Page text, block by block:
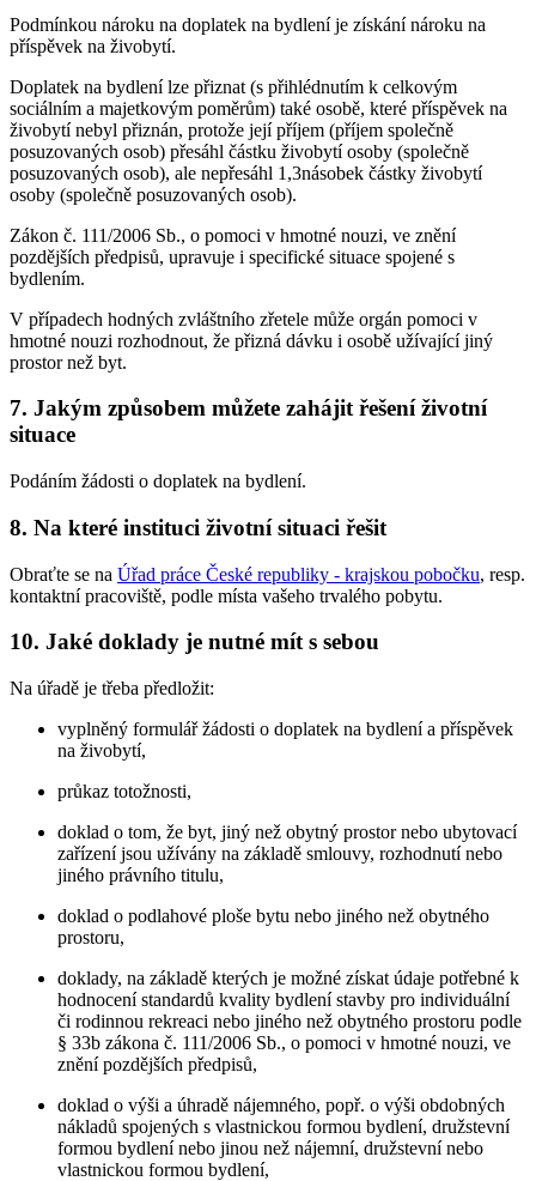
Podmínkou nároku na doplatek na bydlení je získání nároku na
příspěvek na živobytí.
Doplatek na bydlení lze přiznat (s přihlédnutím k celkovým
sociálním a majetkovým poměrům) také osobě, které příspěvek na
živobytí nebyl přiznán, protože její příjem (příjem společně
posuzovaných osob) přesáhl částku živobytí osoby (společně
posuzovaných osob), ale nepřesáhl 1,3násobek částky živobytí
osoby (společně posuzovaných osob).
Zákon č. 111/2006 Sb., o pomoci v hmotné nouzi, ve znění
pozdějších předpisů, upravuje i specifické situace spojené s
bydlením.
V případech hodných zvláštního zřetele může orgán pomoci v
hmotné nouzi rozhodnout, že přizná dávku i osobě užívající jiný
prostor než byt.
7. Jakým způsobem můžete zahájit řešení životní
situace
Podáním žádosti o doplatek na bydlení.
8. Na které instituci životní situaci řešit
Obraťte se na Úřad práce České republiky - krajskou pobočku, resp.
kontaktní pracoviště, podle místa vašeho trvalého pobytu.
10. Jaké doklady je nutné mít s sebou
Na úřadě je třeba předložit:
vyplněný formulář žádosti o doplatek na bydlení a příspěvek
na živobytí,
průkaz totožnosti,
doklad o tom, že byt, jiný než obytný prostor nebo ubytovací
zařízení jsou užívány na základě smlouvy, rozhodnutí nebo
jiného právního titulu,
doklad o podlahové ploše bytu nebo jiného než obytného
prostoru,
doklady, na základě kterých je možné získat údaje potřebné k
hodnocení standardů kvality bydlení stavby pro individuální
či rodinnou rekreaci nebo jiného než obytného prostoru podle
§ 33b zákona č. 111/2006 Sb., o pomoci v hmotné nouzi, ve
znění pozdějších předpisů,
doklad o výši a úhradě nájemného, popř. o výši obdobných
nákladů spojených s vlastnickou formou bydlení, družstevní
formou bydlení nebo jinou než nájemní, družstevní nebo
vlastnickou formou bydlení,